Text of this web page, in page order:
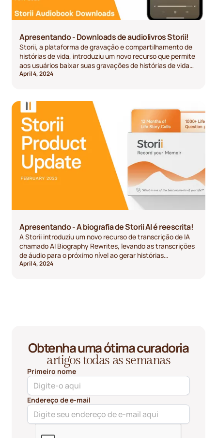
Apresentando - Downloads de audiolivros Storii!
Storii, a plataforma de gravação e compartilhamento de
histórias de vida, introduziu um novo recurso que permite
aos usuários baixar suas gravações de histórias de vida
como audiolivros, proporcionando-lhes maior
April 4, 2024
Apresentando - A biografia de Storii AI é reescrita!
A Storii introduziu um novo recurso de transcrição de IA
chamado AI Biography Rewrites, levando as transcrições
de áudio para o próximo nível ao gerar histórias
lindamente elaboradas que não exigem uma gravação de
April 4, 2024
Obtenha uma ótima curadoria
artigos todas as semanas
Primeiro nome
Endereço de e-mail